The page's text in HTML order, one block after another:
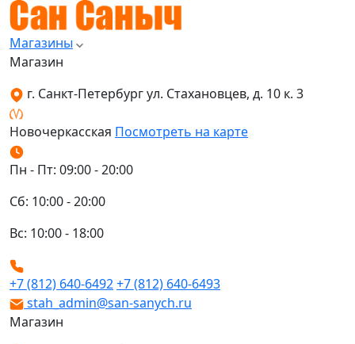
Магазины
Магазин
г. Санкт-Петербург ул. Стахановцев, д. 10 к. 3
Новочеркасская Посмотреть на карте
Пн - Пт: 09:00 - 20:00
Сб: 10:00 - 20:00
Вс: 10:00 - 18:00
+7 (812) 640-6492+7 (812) 640-6493
stah_admin@san-sanych.ru
Магазин